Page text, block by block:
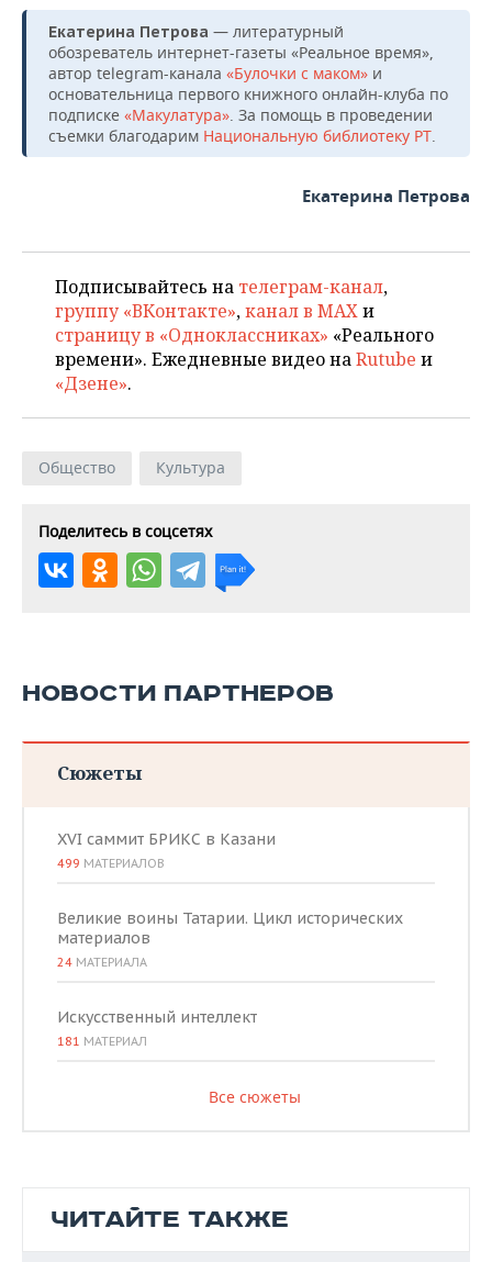
Екатерина Петрова — литературный
обозреватель интернет-газеты «Реальное время»,
автор telegram-канала «Булочки с маком» и
основательница первого книжного онлайн-клуба по
подписке «Макулатура». За помощь в проведении
съемки благодарим Национальную библиотеку РТ.
Екатерина Петрова
Подписывайтесь на телеграм-канал,
группу «ВКонтакте»,канал в MAXи
страницу в «Одноклассниках» «Реального
времени». Ежедневные видео наRutube и
«Дзене».
Общество Культура
Поделитесь в соцсетях
НОВОСТИ ПАРТНЕРОВ
Сюжеты
XVI саммит БРИКС в Казани
499 МАТЕРИАЛОВ
Великие воины Татарии. Цикл исторических
материалов
24 МАТЕРИАЛА
Искусственный интеллект
181 МАТЕРИАЛ
Все сюжеты
ЧИТАЙТЕ ТАКЖЕ